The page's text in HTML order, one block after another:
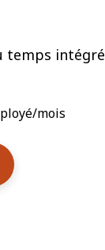
temps intégré
mois